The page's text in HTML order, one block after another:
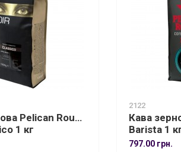
Pelican Rouge
1 кг
2122
Кава
Barista 1
797.00 грн.